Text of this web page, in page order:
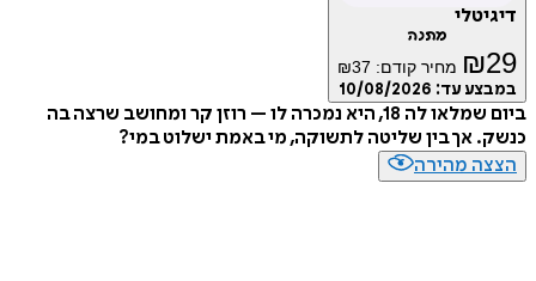
₪ מחיר קודם: ₪37
עד:10/08/2026
ביום שמלאו לה 18, היא נמכרה לו – רוזן קר ומחושב שרצה בה
אך בין שליטה לתשוקה, מי באמת ישלוט במי?
מהירה